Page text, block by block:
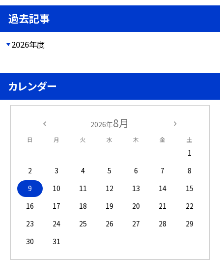
過去記事
2026年度
カレンダー
2026年8月
日 月 火 水 木 金 土
1
2
3 4 5 6 7
8
9
10 11 12 13 14
15
16
17 18 19 20 21
22
23
24 25 26 27 28
29
30
31